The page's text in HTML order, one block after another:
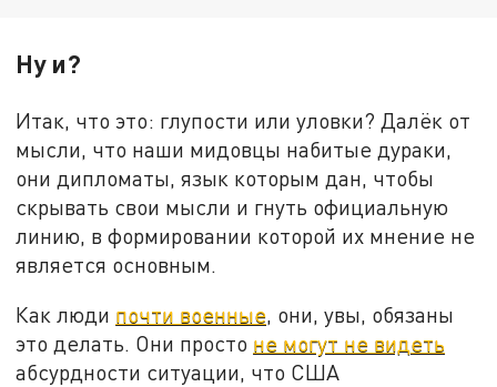
Ну и?
Итак, что это: глупости или уловки? Далёк от
мысли, что наши мидовцы набитые дураки,
они дипломаты, язык которым дан, чтобы
скрывать свои мысли и гнуть официальную
линию, в формировании которой их мнение не
является основным.
Как люди почти военные, они, увы, обязаны
это делать. Они просто не могут не видеть
абсурдности ситуации, что США